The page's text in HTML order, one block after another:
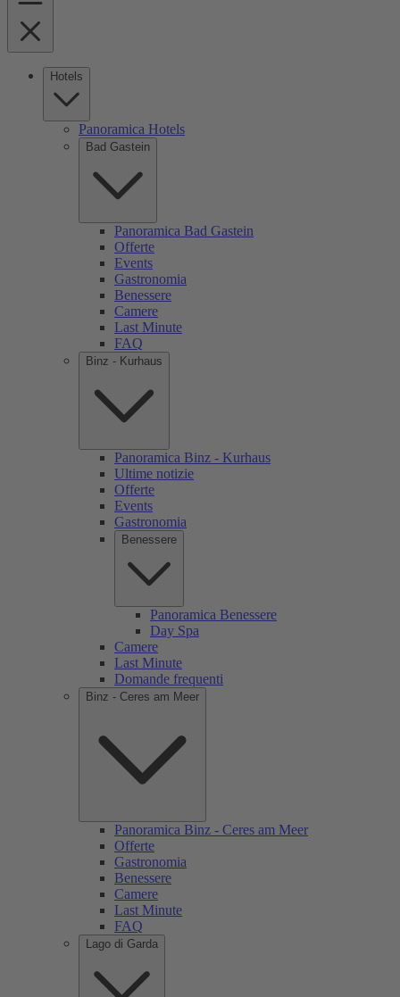
Hotels
Panoramica Hotels
Bad Gastein
Panoramica Bad Gastein
Offerte
Events
Gastronomia
Benessere
Camere
Last Minute
FAQ
Binz - Kurhaus
Panoramica Binz - Kurhaus
Ultime notizie
Offerte
Events
Gastronomia
Benessere
Panoramica Benessere
Day Spa
Camere
Last Minute
Domande frequenti
Binz - Ceres am Meer
Panoramica Binz - Ceres am Meer
Offerte
Gastronomia
Benessere
Camere
Last Minute
FAQ
Lago di Garda